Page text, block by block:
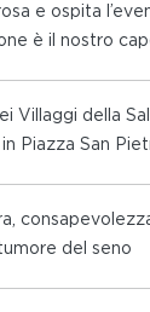
e ospita
è il nostro
Villaggi della
Piazza San
del seno